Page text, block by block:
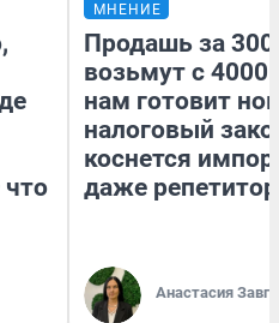
что
МНЕНИЕ
Продашь за
возьмут с
нам готовит
налоговый
коснется
даже
Анастасия